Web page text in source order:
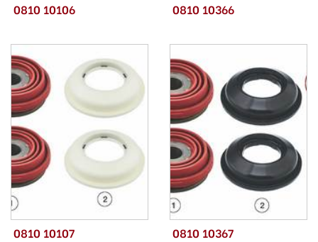
0810 10106 0810 10366
0810 10107 0810 10367